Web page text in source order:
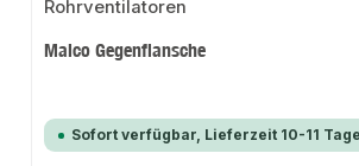
Maico Gegenflansche
Sofort verfügbar, Lieferzeit 10-11 Tage